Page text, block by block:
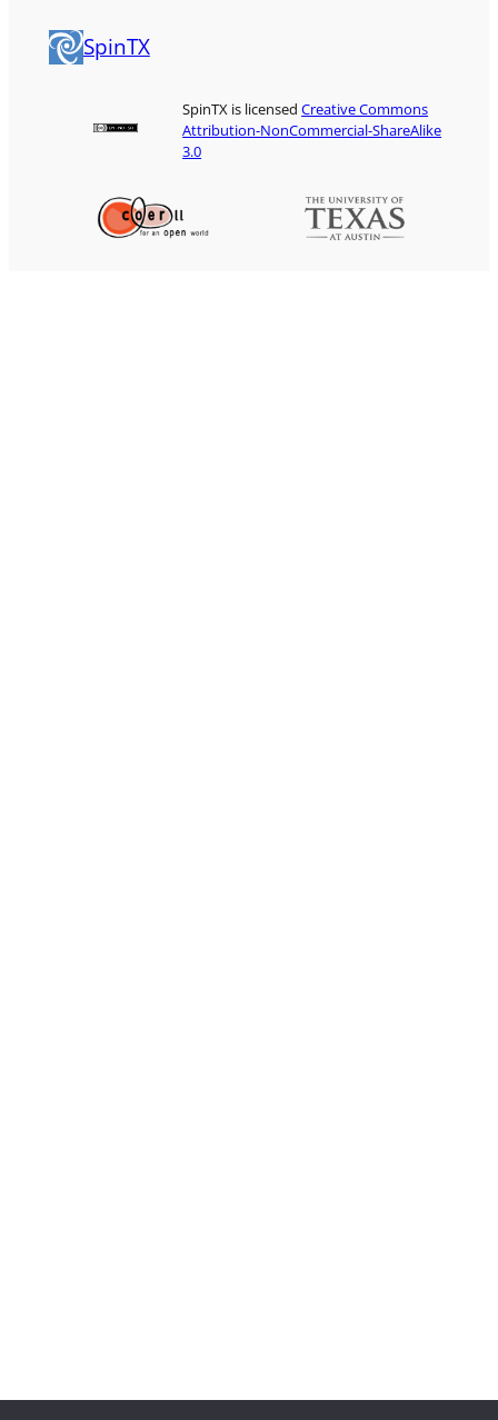
SpinTX
SpinTX is licensedCreative Commons
Attribution-NonCommercial-ShareAlike
3.0